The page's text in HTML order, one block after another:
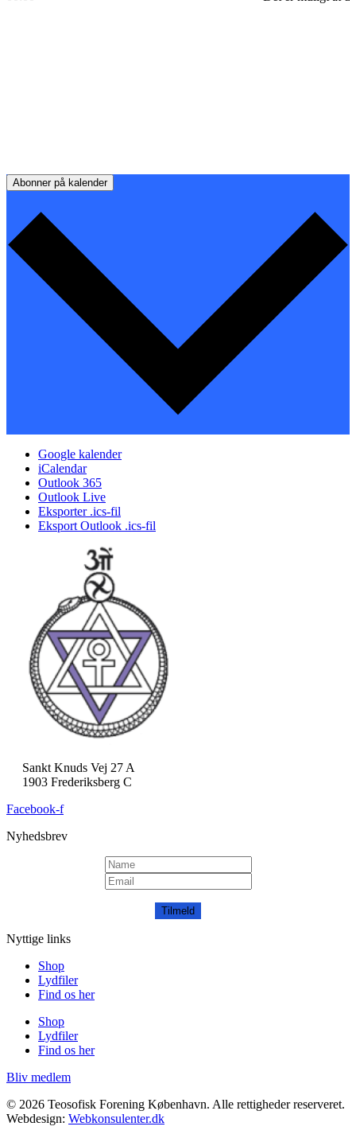
Abonner på kalender
Google kalender
iCalendar
Outlook 365
Outlook Live
Eksporter .ics-fil
Eksport Outlook .ics-fil
Sankt Knuds Vej 27 A
1903 Frederiksberg C
Facebook-f
Nyhedsbrev
Tilmeld
Nyttige links
Shop
Lydfiler
Find os her
Shop
Lydfiler
Find os her
Bliv medlem
© 2026 Teosofisk Forening København. Alle rettigheder reserveret.
Webdesign: Webkonsulenter.dk